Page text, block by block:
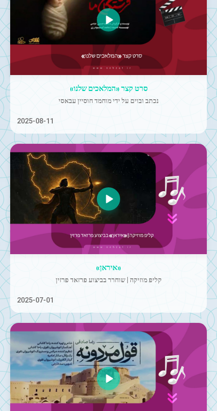
סרט קצר «המלאכים שלנו»
נכתב ובוים על ידי מוחמד חוסיין עבאסי
2025-08-11
«איראן»
קליפ מוזיקה | שוחרר בביצוע פרזאד פרזין
2025-07-01